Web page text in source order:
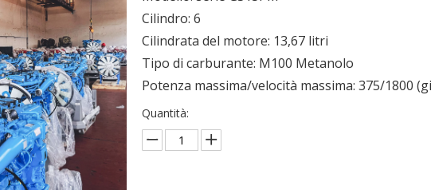
Cilindro: 6
Cilindrata del motore: 13,67 litri
Tipo di carburante: M100 Metanolo
Potenza massima/velocità massima: 375/1800
Quantità: